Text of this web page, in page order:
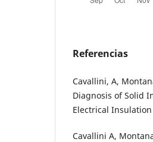
Referencias
Cavallini, A,
Diagnosis of Solid
Electrical
Cavallini A,